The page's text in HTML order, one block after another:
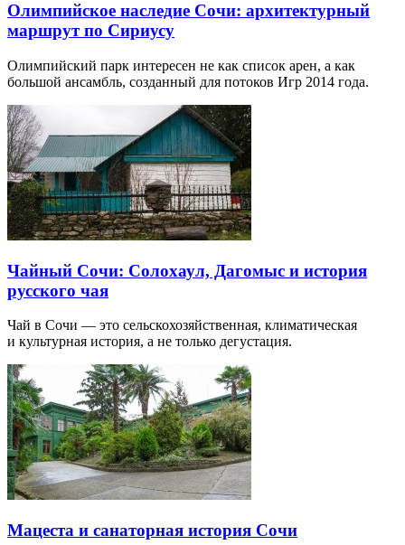
Олимпийское наследие Сочи: архитектурный
маршрут по Сириусу
Олимпийский парк интересен не как список арен, а как
большой ансамбль, созданный для потоков Игр 2014 года.
Чайный Сочи: Солохаул, Дагомыс и история
русского чая
Чай в Сочи — это сельскохозяйственная, климатическая
и культурная история, а не только дегустация.
Мацеста и санаторная история Сочи